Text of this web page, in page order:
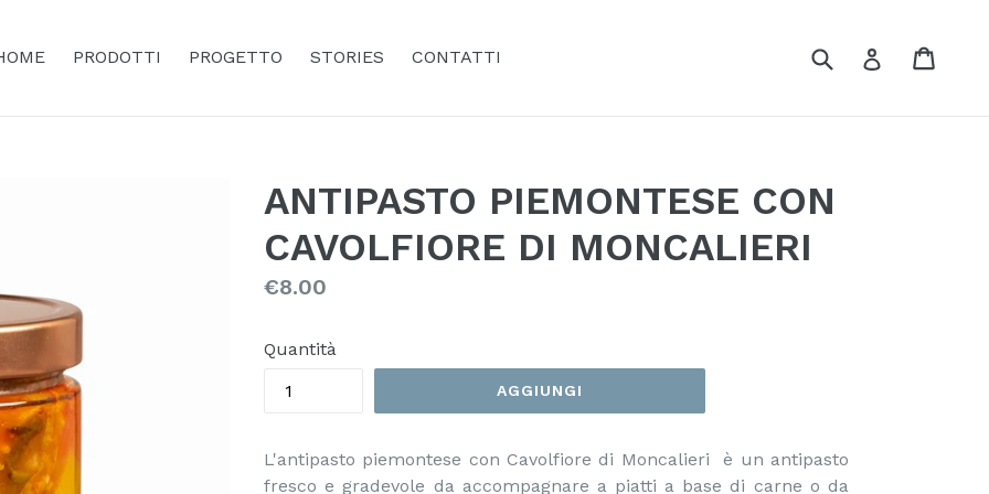
PRODOTTI PROGETTO STORIES CONTATTI Cerca Accedi
ANTIPASTO PIEMONTESE CON
CAVOLFIORE DI MONCALIERI
Prezzo
€8.00
Quantità
AGGIUNGI
L'antipasto piemontese con Cavolfiore di Moncalieri è un antipasto
fresco e gradevole da accompagnare a piatti a base di carne o da